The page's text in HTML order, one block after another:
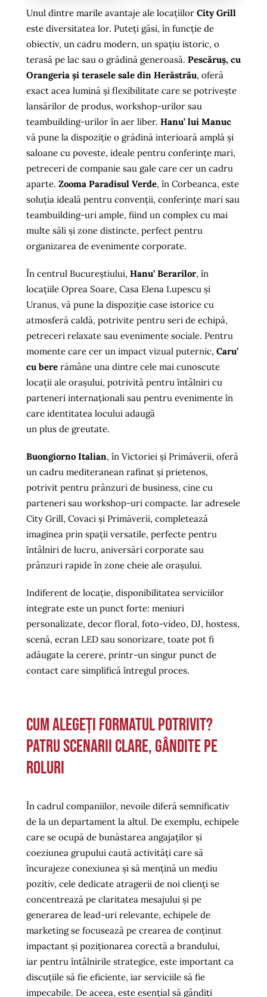
Unul dintre marile avantaje ale locațiilor City Grill
este diversitatea lor. Puteți găsi, în funcție de
obiectiv, un cadru modern, un spațiu istoric, o
terasă pe lac sau o grădină generoasă. Pescăruș, cu
Orangeria și terasele sale din Herăstrău, oferă
exact acea lumină și flexibilitate care se potrivește
lansărilor de produs, workshop-urilor sau
teambuilding-urilor în aer liber. Hanu’ lui Manuc
vă pune la dispoziție o grădină interioară amplă și
saloane cu poveste, ideale pentru conferințe mari,
petreceri de companie sau gale care cer un cadru
aparte. Zooma Paradisul Verde, în Corbeanca, este
soluția ideală pentru convenții, conferințe mari sau
teambuilding-uri ample, fiind un complex cu mai
multe săli și zone distincte, perfect pentru
organizarea de evenimente corporate.
În centrul Bucureștiului, Hanu’ Berarilor, în
locațiile Oprea Soare, Casa Elena Lupescu și
Uranus, vă pune la dispoziție case istorice cu
atmosferă caldă, potrivite pentru seri de echipă,
petreceri relaxate sau evenimente sociale. Pentru
momente care cer un impact vizual puternic, Caru’
cu bererămâne una dintre cele mai cunoscute
locații ale orașului, potrivită pentru întâlniri cu
parteneri internaționali sau pentru evenimente în
care identitatea locului adaugă
un plus de greutate.
Buongiorno Italian, în Victoriei și Primăverii, oferă
un cadru mediteranean rafinat și prietenos,
potrivit pentru prânzuri de business, cine cu
parteneri sau workshop-uri compacte. Iar adresele
City Grill, Covaci și Primăverii, completează
imaginea prin spații versatile, perfecte pentru
întâlniri de lucru, aniversări corporate sau
prânzuri rapide în zone cheie ale orașului.
Indiferent de locație, disponibilitatea serviciilor
integrate este un punct forte: meniuri
personalizate, decor floral, foto-video, DJ, hostess,
scenă, ecran LED sau sonorizare, toate pot fi
adăugate la cerere, printr-un singur punct de
contact care simplifică întregul proces.
Cum alegeți formatul potrivit?
Patru scenarii clare, gândite pe
roluri
În cadrul companiilor, nevoile diferă semnificativ
de la un departament la altul. De exemplu, echipele
care se ocupă de bunăstarea angajaților și
coeziunea grupului caută activități care să
încurajeze conexiunea și să mențină un mediu
pozitiv, cele dedicate atragerii de noi clienți se
concentrează pe claritatea mesajului și pe
generarea de lead-uri relevante, echipele de
marketing se focusează pe crearea de conținut
impactant și poziționarea corectă a brandului,
iar pentru întâlnirile strategice, este important ca
discuțiile să fie eficiente, iar serviciile să fie
impecabile. De aceea, este esențial să gândiți